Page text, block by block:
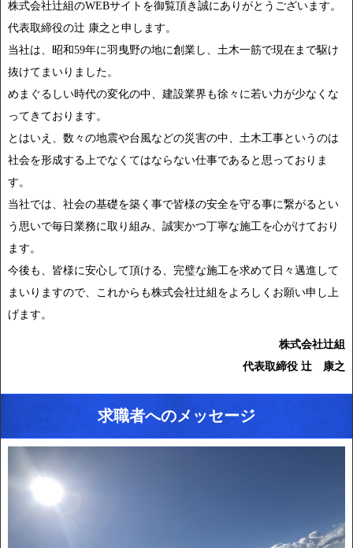
株式会社辻組のWEBサイトを御覧頂き誠にありがとうございます。
代表取締役の辻 康之と申します。
当社は、昭和59年に羽曳野の地に創業し、土木一筋で現在まで駆け
抜けてまいりました。
めまぐるしい時代の変化の中、建設業界も徐々に若い力が少なくな
ってきております。
とはいえ、数々の地震や台風などの災害の中、土木工事というのは
社会を形成する上でなくてはならない仕事であると思っておりま
す。
当社では、社会の基礎を築く事で皆様の安全を守る事に繋がるとい
う思いで毎日業務に取り組み、誠実かつ丁寧な施工を心がけており
ます。
今後も、皆様に安心して頂ける、完璧な施工を求めて日々邁進して
まいりますので、これからも株式会社辻組をよろしくお願い申し上
げます。
株式会社辻組
代表取締役 辻 康之
求職者へのメッセージ